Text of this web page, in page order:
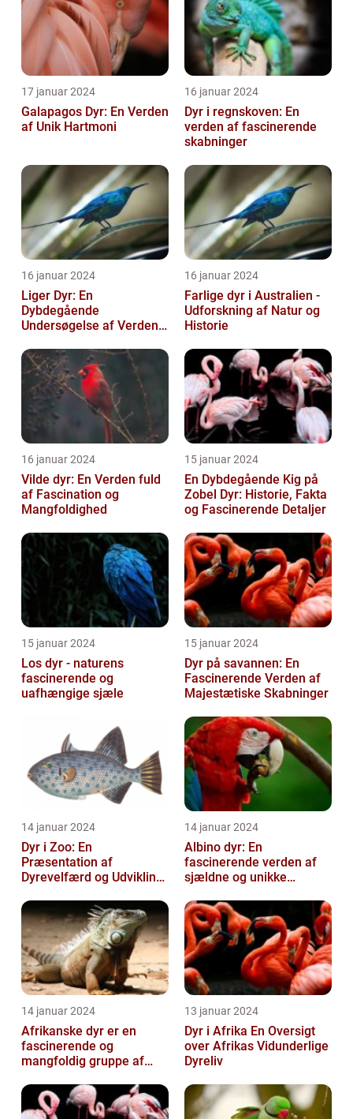
17 januar 2024
Galapagos Dyr: En Verden
af Unik Hartmoni
16 januar 2024
Dyr i regnskoven: En
verden af fascinerende
skabninger
16 januar 2024
Liger Dyr: En
Dybdegående
Undersøgelse af Verdens
16 januar 2024
Farlige dyr i Australien -
Udforskning af Natur og
Historie
16 januar 2024
Vilde dyr: En Verden fuld
af Fascination og
Mangfoldighed
15 januar 2024
En Dybdegående Kig på
Zobel Dyr: Historie, Fakta
og Fascinerende Detaljer
15 januar 2024
Los dyr - naturens
fascinerende og
uafhængige sjæle
15 januar 2024
Dyr på savannen: En
Fascinerende Verden af
Majestætiske Skabninger
14 januar 2024
Dyr i Zoo: En
Præsentation af
Dyrevelfærd og Udvikling
14 januar 2024
Albino dyr: En
fascinerende verden af
sjældne og unikke
14 januar 2024
Afrikanske dyr er en
fascinerende og
mangfoldig gruppe af
dyreejere og dy...
13 januar 2024
Dyr i Afrika En Oversigt
over Afrikas Vidunderlige
Dyreliv